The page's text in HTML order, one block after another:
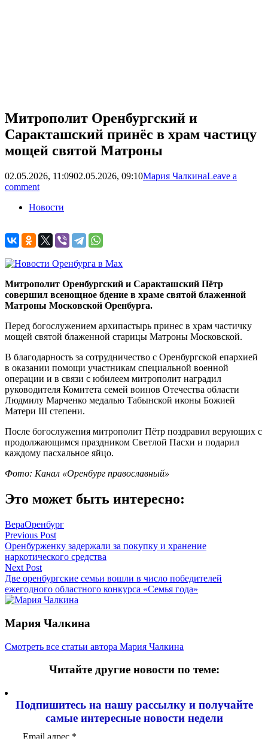
Митрополит Оренбургский и
Саракташский принёс в храм частицу
мощей святой Матроны
02.05.2026, 11:0902.05.2026, 09:10Мария ЧалкинаLeave a
comment
Новости
Митрополит Оренбургский и Саракташский Пётр
совершил всенощное бдение в храме святой блаженной
Матроны Московской Оренбурга.
Перед богослужением архипастырь принес в храм частичку
мощей святой блаженной старицы Матроны Московской.
В благодарность за сотрудничество с Оренбургской епархией
в оказании помощи участникам специальной военной
операции и в связи с юбилеем митрополит наградил
руководителя Комитета семей воинов Отечества области
Людмилу Марченко медалью Табынской иконы Божией
Матери III степени.
После богослужения митрополит Пётр поздравил верующих с
продолжающимся праздником Светлой Пасхи и подарил
каждому пасхальное яйцо.
Фото: Канал «Оренбург православный»
Это может быть интересно:
ВераОренбург
Навигация
по
записям
Previous Post
Оренбурженку задержали за покупку и хранение
наркотического средства
Next Post
Две оренбургские семьи вошли в число победителей
ежегодного областного конкурса «Семья года»
Мария Чалкина
Смотреть все статьи автора Мария Чалкина
Читайте другие новости по теме:
Подпишитесь на нашу рассылку и получайте
самые интересные новости недели
Email адрес *